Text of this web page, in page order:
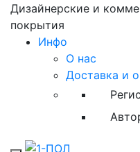
Дизайнерские и
покрытия
Инфо
О нас
Доставка и